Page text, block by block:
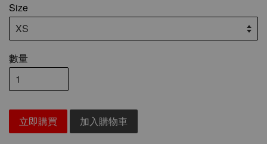
Size
數量
立即購買 加入購物車